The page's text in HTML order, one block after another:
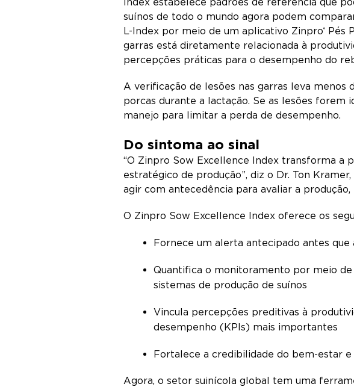
suínos de todo o mundo agora podem
L-Index por meio de um aplicativo Zinpro® Pés
garras está diretamente relacionada à
percepções práticas para o desempenho do
A verificação de lesões nas garras leva
porcas durante a lactação. Se as lesões
manejo para limitar a perda de desempenho.
Do sintoma ao sinal
“O Zinpro Sow Excellence Index transforma a
estratégico de produção”, diz o Dr. Ton
agir com antecedência para avaliar a
O Zinpro Sow Excellence Index oferece os
Fornece um alerta antecipado antes
Quantifica o monitoramento por meio
sistemas de produção de suínos
Vincula percepções preditivas à
desempenho (KPIs) mais importantes
Fortalece a credibilidade do bem-estar
Agora, o setor suinícola global tem uma